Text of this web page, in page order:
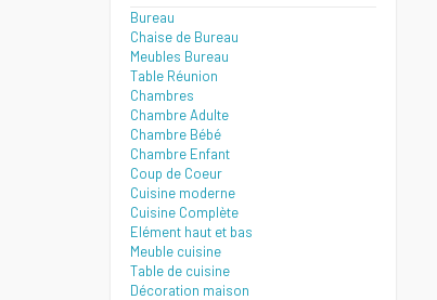
Bureau
Chaise de Bureau
Meubles Bureau
Table Réunion
Chambres
Chambre Adulte
Chambre Bébé
Chambre Enfant
Coup de Coeur
Cuisine moderne
Cuisine Complète
Elément haut et bas
Meuble cuisine
Table de cuisine
Décoration maison